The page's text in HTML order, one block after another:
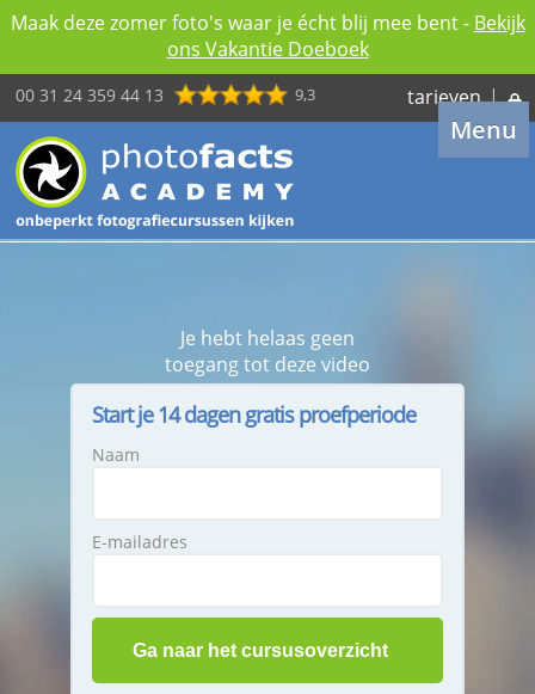
Maak deze zomer foto's waar je écht blij mee bent - Bekijk
ons Vakantie Doeboek
00 31 24 359 44 13 9,3 tarieven |
Menu
Je hebt helaas geen
toegang tot deze video
Start je 14 dagen gratis proefperiode
Naam
E-mailadres